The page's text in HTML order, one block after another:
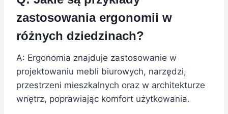
zastosowania ergonomii w
różnych dziedzinach?
A: Ergonomia znajduje zastosowanie w
projektowaniu mebli biurowych, narzędzi,
przestrzeni mieszkalnych oraz w architekturze
wnętrz, poprawiając komfort użytkowania.